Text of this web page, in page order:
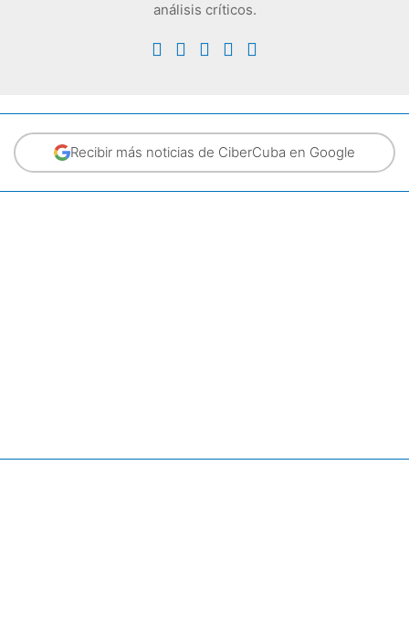
análisis críticos.
Recibir más noticias de CiberCuba en Google